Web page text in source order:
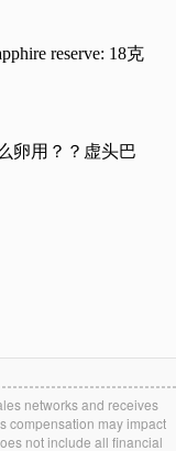
networks and receives
compensation may impact
not include all financial